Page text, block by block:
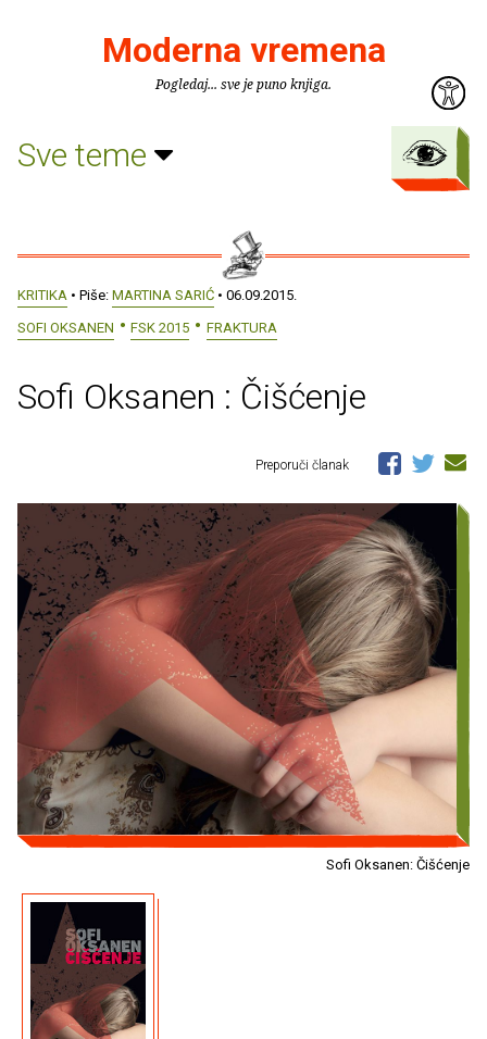
Moderna vremena
Pogledaj... sve je puno knjiga.
Sve teme
KRITIKA • Piše: MARTINA SARIĆ • 06.09.2015.
SOFI OKSANEN
FSK 2015 FRAKTURA
Sofi Oksanen : Čišćenje
Preporuči članak
Sofi Oksanen: Čišćenje